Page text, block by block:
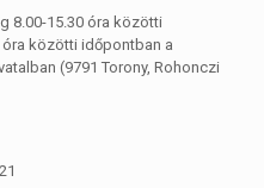
8.00-15.30 óra közötti
közötti időpontban a
(9791 Torony, Rohonczi